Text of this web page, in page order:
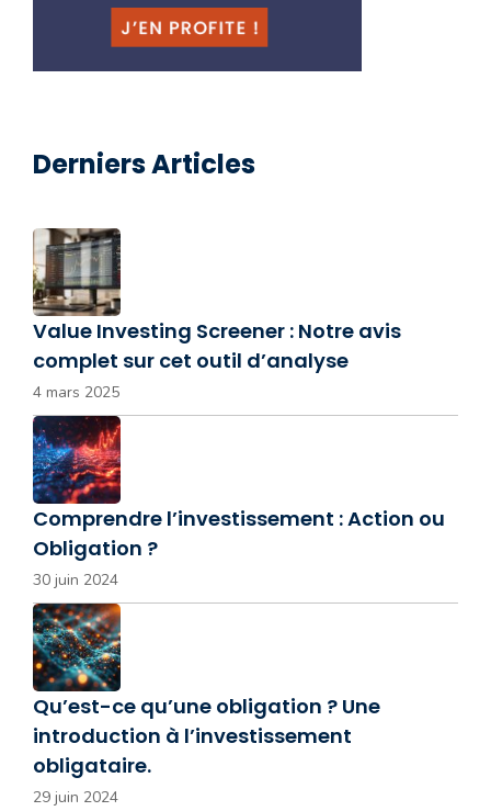
Derniers Articles
Value Investing Screener : Notre avis
complet sur cet outil d’analyse
4 mars 2025
Comprendre l’investissement : Action ou
Obligation ?
30 juin 2024
Qu’est-ce qu’une obligation ? Une
introduction à l’investissement
obligataire.
29 juin 2024